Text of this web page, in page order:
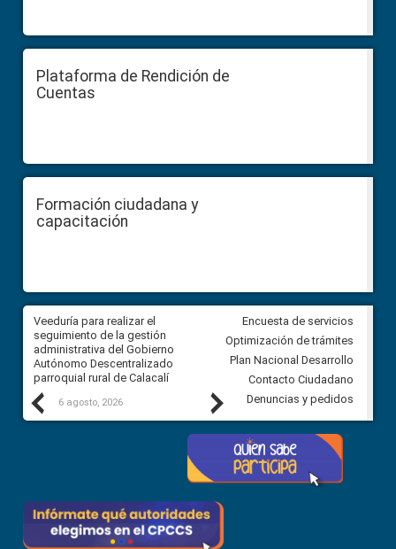
Plataforma de Rendición de
Cuentas
Formación ciudadana y
capacitación
Previous
Veeduría para realizar el
seguimiento de la gestión
administrativa del Gobierno
Autónomo Descentralizado
parroquial rural de Calacalí
6 agosto, 2026
Veeduría para vigilar los
derivados de la Audiencia
comunidad Urbina, parroquia
Carolina
5 agosto, 2026
Next
Encuesta de servicios
Optimización de trámites
Plan Nacional Desarrollo
Contacto Ciudadano
Denuncias y pedidos